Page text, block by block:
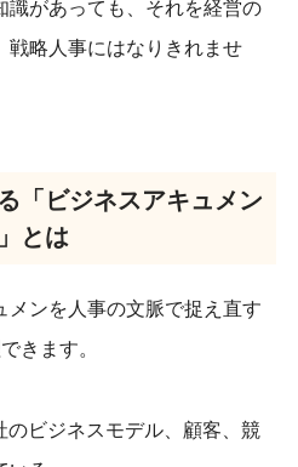
識があっても、それを経営の
戦略人事にはなりきれませ
「ビジネスアキュメン
とは
メンを人事の文脈で捉え直す
きます。
のビジネスモデル、顧客、競